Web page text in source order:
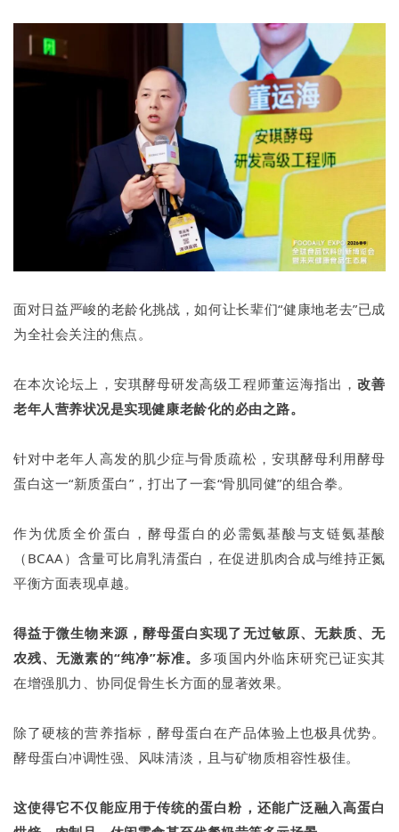
面对日益严峻的老龄化挑战，如何让长辈们“健康地老去”已成
为全社会关注的焦点。
在本次论坛上，安琪酵母研发高级工程师董运海指出，改善
老年人营养状况是实现健康老龄化的必由之路。
针对中老年人高发的肌少症与骨质疏松，安琪酵母利用酵母
蛋白这一“新质蛋白”，打出了一套“骨肌同健”的组合拳。
作为优质全价蛋白，酵母蛋白的必需氨基酸与支链氨基酸
（BCAA）含量可比肩乳清蛋白，在促进肌肉合成与维持正氮
平衡方面表现卓越。
得益于微生物来源，酵母蛋白实现了无过敏原、无麸质、无
农残、无激素的“纯净”标准。 多项国内外临床研究已证实其
在增强肌力、协同促骨生长方面的显著效果。
除了硬核的营养指标，酵母蛋白在产品体验上也极具优势。
酵母蛋白冲调性强、风味清淡，且与矿物质相容性极佳。
这使得它不仅能应用于传统的蛋白粉，还能广泛融入高蛋白